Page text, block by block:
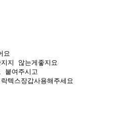
요
지 않는게좋지요
붙여주시고
텍스장갑사용해주세요